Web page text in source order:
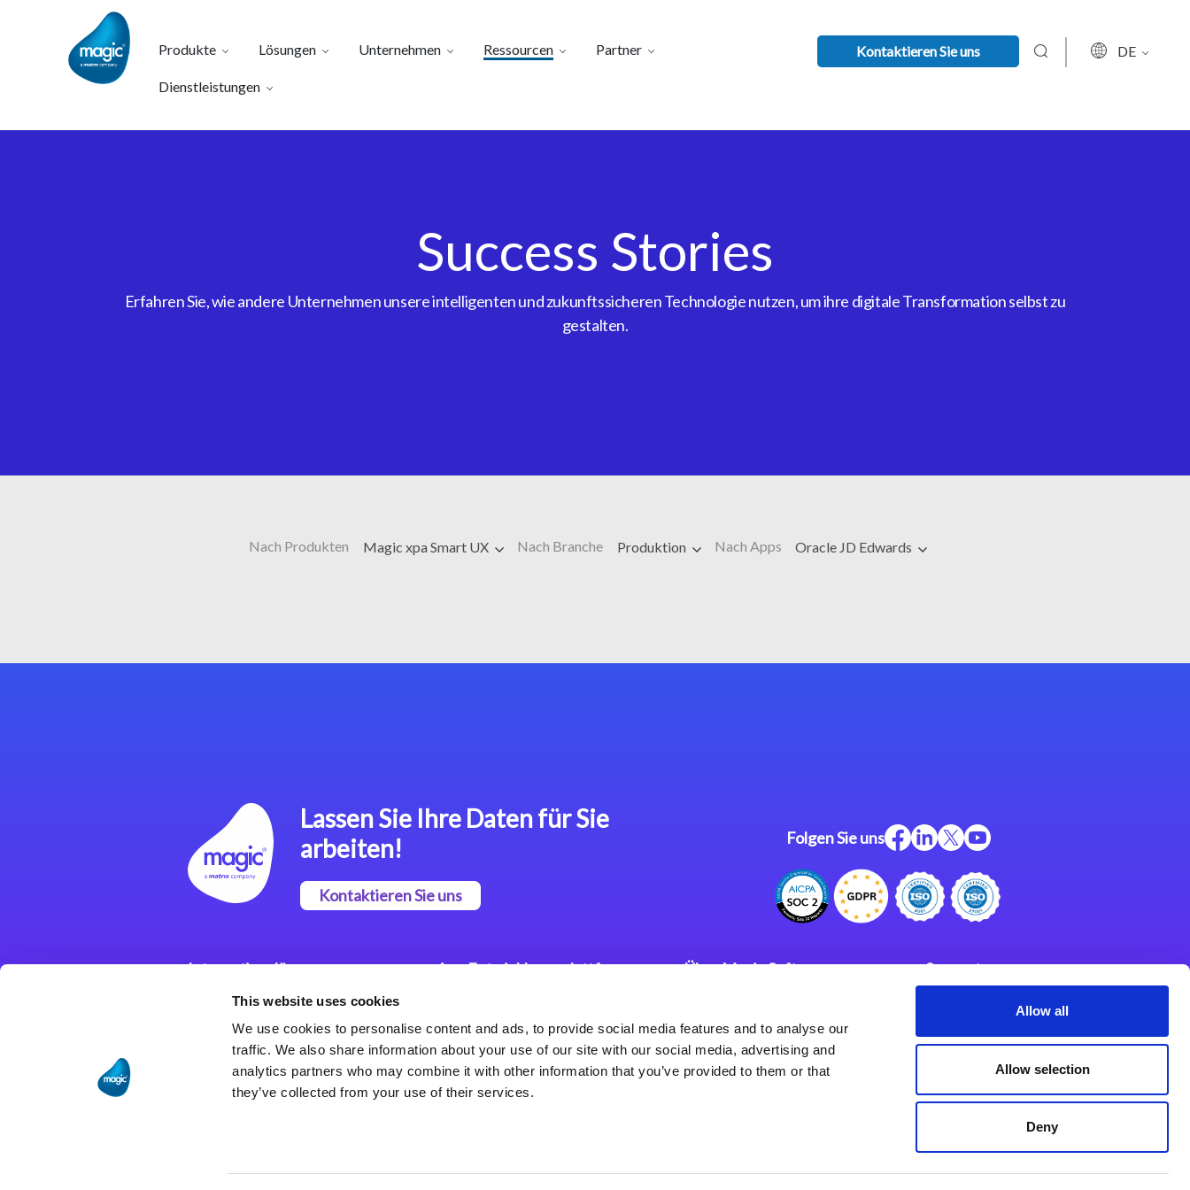
This website uses cookies
We use cookies to personalise content and ads, to provide social media features and to analyse our
traffic. We also share information about your use of our site with our social media, advertising and
analytics partners who may combine it with other information that you’ve provided to them or that
they’ve collected from your use of their services.
Allow all
Allow selection
Deny
Produkte Lösungen Unternehmen Ressourcen Partner
Dienstleistungen
Kontaktieren Sie uns DE
Success Stories
Erfahren Sie, wie andere Unternehmen unsere intelligenten und zukunftssicheren Technologie nutzen, um ihre digitale Transformation selbst zu
gestalten.
Nach Produkten Magic xpa Smart UX Nach Branche Produktion Nach Apps Oracle JD Edwards
Lassen Sie Ihre Daten für Sie
arbeiten!
Kontaktieren Sie uns
Folgen Sie uns
Integrationslösungen
Magic xpi
Integrationsplattform
App Entwicklungsplattform
Plattform
Magic xpa Web Application
Framework
Über Magic Software
Karriere
Datenschutzerklärung
Weltweite Niederlassungen
Support
Impressum